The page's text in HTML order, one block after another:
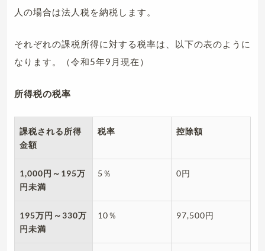
人の場合は法人税を納税します。
それぞれの課税所得に対する税率は、以下の表のように
なります。（令和5年9月現在）
所得税の税率
課税される所得
金額
税率 控除額
1,000円～195万
円未満
5％ 0円
195万円～330万
円未満
10％ 97,500円